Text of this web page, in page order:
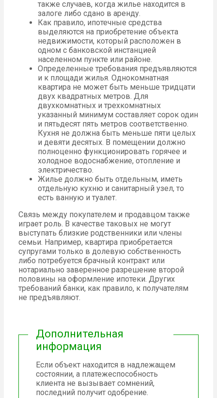
также случаев, когда жилье находится в
залоге либо сдано в аренду.
Как правило, ипотечные средства
выделяются на приобретение объекта
недвижимости, который расположен в
одном с банковской инстанцией
населенном пункте или районе.
Определенные требования предъявляются
и к площади жилья. Однокомнатная
квартира не может быть меньше тридцати
двух квадратных метров. Для
двухкомнатных и трехкомнатных
указанный минимум составляет сорок один
и пятьдесят пять метров соответственно.
Кухня не должна быть меньше пяти целых
и девяти десятых. В помещении должно
полноценно функционировать горячее и
холодное водоснабжение, отопление и
электричество.
Жилье должно быть отдельным, иметь
отдельную кухню и санитарный узел, то
есть ванную и туалет.
Связь между покупателем и продавцом также
играет роль. В качестве таковых не могут
выступать близкие родственники или члены
семьи. Например, квартира приобретается
супругами только в долевую собственность
либо потребуется брачный контракт или
нотариально заверенное разрешение второй
половины на оформление ипотеки. Других
требований банки, как правило, к получателям
не предъявляют.
Дополнительная
информация
Если объект находится в надлежащем
состоянии, а платежеспособность
клиента не вызывает сомнений,
последний получит одобрение.